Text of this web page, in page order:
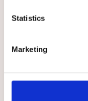
Statistics
Marketing
Ett par härliga & stabila